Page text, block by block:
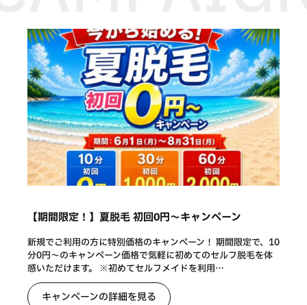
【期間限定！】夏脱毛 初回0円〜キャンペーン
新規でご利用の方に特別価格のキャンペーン！ 期間限定で、10
分0円〜のキャンペーン価格で気軽に初めてのセルフ脱毛を体
感いただけます。 ※初めてセルフメイドを利用…
キャンペーンの詳細を見る